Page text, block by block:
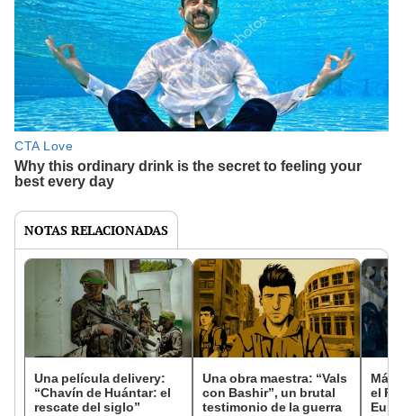
NOTAS RELACIONADAS
Una película delivery:
“Chavín de Huántar: el
rescate del siglo”
Una obra maestra: “Vals
con Bashir”, un brutal
testimonio de la guerra
Más
el